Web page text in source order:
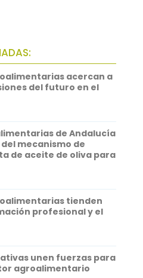
acercan a
del futuro en el
de Andalucía
mecanismo de
de aceite de oliva para
tienden
profesional y el
unen fuerzas para
agroalimentario